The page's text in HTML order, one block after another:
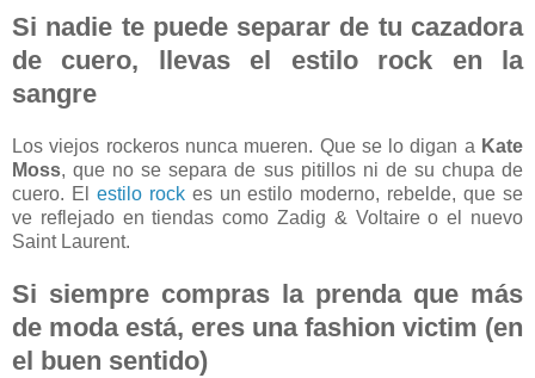
Si nadie te puede separar de tu cazadora
de cuero, llevas el estilo rock en la
sangre
Los viejos rockeros nunca mueren. Que se lo digan a Kate
Moss, que no se separa de sus pitillos ni de su chupa de
cuero. El estilo rockes un estilo moderno, rebelde, que se
ve reflejado en tiendas como Zadig & Voltaire o el nuevo
Saint Laurent.
Si siempre compras la prenda que más
de moda está, eres una fashion victim (en
el buen sentido)